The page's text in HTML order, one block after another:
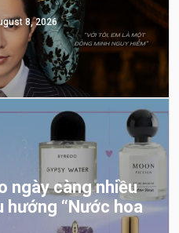
8, 2026
ngày càng nhiều
hướng “Nước hoa